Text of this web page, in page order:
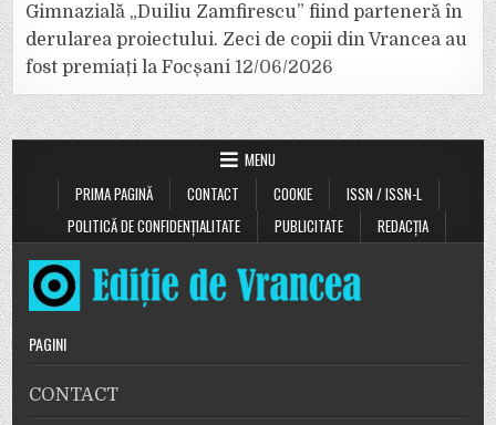
Gimnazială „Duiliu Zamfirescu” fiind parteneră în
derularea proiectului. Zeci de copii din Vrancea au
fost premiați la Focșani 12/06/2026
MENU
PRIMA PAGINĂ
CONTACT COOKIE
ISSN / ISSN-L
POLITICĂ DE CONFIDENȚIALITATE
PUBLICITATE REDACȚIA
PAGINI
CONTACT